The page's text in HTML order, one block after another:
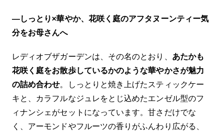
—しっとり×華やか、花咲く庭のアフタヌーンティー気
分をお母さんへ
レディオブザガーデンは、その名のとおり、 あたかも
花咲く庭をお散歩しているかのような華やかさが魅力
の詰め合わせ。しっとりと焼き上げたスティックケー
キと、カラフルなジュレをとじ込めたエンゼル型のフ
ィナンシェがセットになっています。甘さだけでな
く、アーモンドやフルーツの香りがふんわり広がる、